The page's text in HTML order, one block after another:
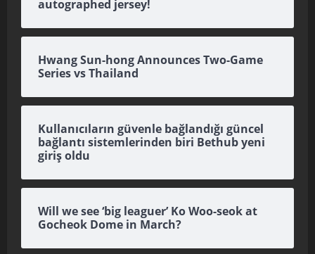
autographed jersey!
Hwang Sun-hong Announces Two-Game
Series vs Thailand
Kullanıcıların güvenle bağlandığı güncel
bağlantı sistemlerinden biri Bethub yeni
giriş oldu
Will we see ‘big leaguer’ Ko Woo-seok at
Gocheok Dome in March?